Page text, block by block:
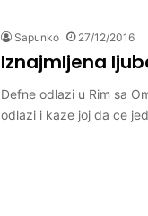
Sapunko 27/12/2016
Iznajmljena
Defne odlazi u Rim sa
odlazi i kaze joj da ce